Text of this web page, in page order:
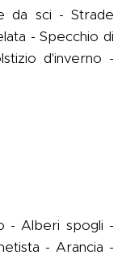
da sci - Strade
- Specchio di
d'inverno -
- Alberi spogli -
- Arancia -